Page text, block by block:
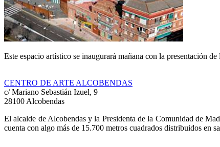
Este espacio artístico se inaugurará mañana con la presentación
CENTRO DE ARTE ALCOBENDAS
c/ Mariano Sebastián Izuel, 9
28100 Alcobendas
El alcalde de Alcobendas y la Presidenta de la Comunidad de
cuenta con algo más de 15.700 metros cuadrados distribuidos en